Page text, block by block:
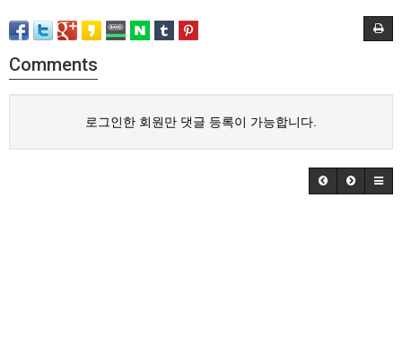
Comments
로그인한 회원만 댓글 등록이 가능합니다.